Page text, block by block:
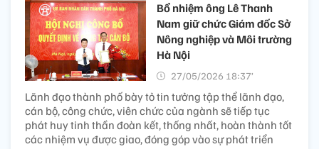
Bổ nhiệm ông Lê Thanh
Nam giữ chức Giám đốc Sở
Nông nghiệp và Môi trường
Hà Nội
27/05/2026 18:37’
Lãnh đạo thành phố bày tỏ tin tưởng tập thể lãnh đạo,
cán bộ, công chức, viên chức của ngành sẽ tiếp tục
phát huy tinh thần đoàn kết, thống nhất, hoàn thành tốt
các nhiệm vụ được giao, đóng góp vào sự phát triển